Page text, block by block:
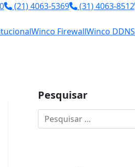
(21) 4063-5369 (31) 4063-8512
Winco FirewallWinco DDNS
Pesquisar
Pesquisar
por: